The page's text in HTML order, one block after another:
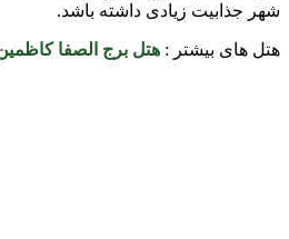
شهر جذابیت زیادی داشته باشد.
هتل های بیشتر : هتل برج الصفا